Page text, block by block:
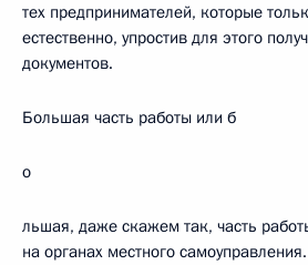
тех предпринимателей, которые
естественно, упростив для этого
документов.
Большая часть работы или б
о
льшая, даже скажем так, часть
на органах местного